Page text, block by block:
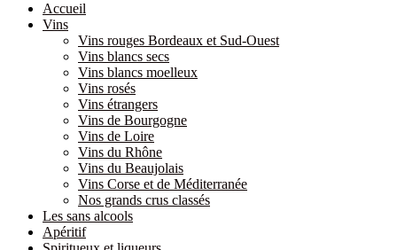
Accueil
Vins
Vins rouges Bordeaux et Sud-Ouest
Vins blancs secs
Vins blancs moelleux
Vins rosés
Vins étrangers
Vins de Bourgogne
Vins de Loire
Vins du Rhône
Vins du Beaujolais
Vins Corse et de Méditerranée
Nos grands crus classés
Les sans alcools
Apéritif